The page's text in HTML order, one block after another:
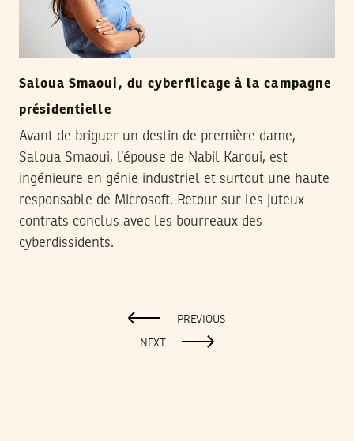
Saloua Smaoui, du cyberflicage à la campagne
présidentielle
Avant de briguer un destin de première dame,
Saloua Smaoui, l’épouse de Nabil Karoui, est
ingénieure en génie industriel et surtout une haute
responsable de Microsoft. Retour sur les juteux
contrats conclus avec les bourreaux des
cyberdissidents.
PREVIOUS
NEXT